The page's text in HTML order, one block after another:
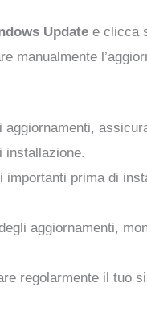
Update e clicca
manualmente
installazione.
importanti prima di
aggiornamenti,
regolarmente il tuo